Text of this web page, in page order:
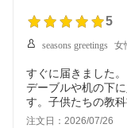
5
seasons greetings 女
すぐに届きました。
デーブルや机の下
す。子供たちの教
注文日：2026/07/26